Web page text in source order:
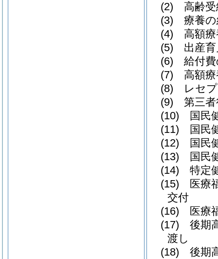
(2) 高齢受
(3) 療養の
(4) 高額療
(5) 出産育
(6) 給付費
(7) 高額療
(8) レセプ
(9) 第三者
(10) 国民
(11) 国民
(12) 国民
(13) 国民
(14) 特定
(15) 医療
交付
(16) 医療
(17) 後期
渡し
(18) 後期